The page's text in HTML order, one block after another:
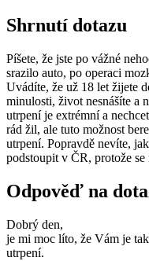
Shrnutí dotazu
Píšete, že jste po vážné
srazilo auto, po operaci
Uvádíte, že už 18 let žijete
minulosti, život nesnášíte a
utrpení je extrémní a
rád žil, ale tuto možnost
utrpení. Popravdě nevíte,
podstoupit v ČR, protože se
Odpověď na
Dobrý den,
je mi moc líto, že Vám je
utrpení.